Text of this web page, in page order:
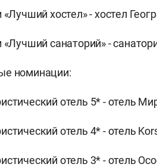
«Лучший хостел» - хостел
«Лучший санаторий» -
номинации:
отель 5* - отель
отель 4* - отель
отель 3* - отель